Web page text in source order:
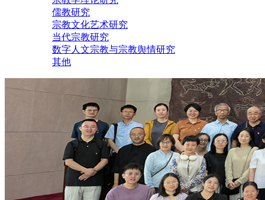
儒教研究
宗教文化艺术研究
当代宗教研究
数字人文宗教与宗教舆情研究
其他